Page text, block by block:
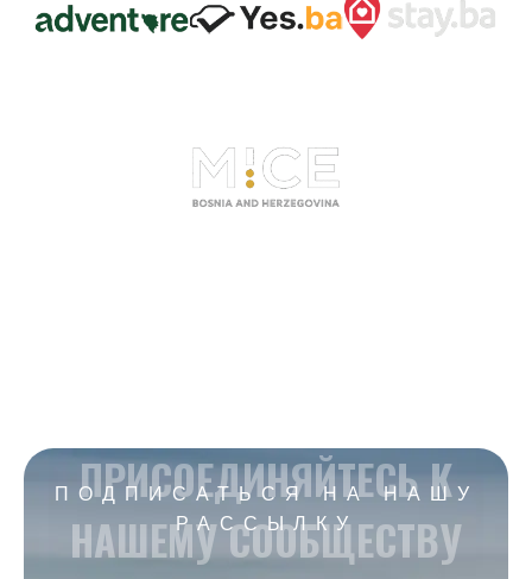
ПОДПИСАТЬСЯ НА НАШУ
РАССЫЛКУ
ПРИСОЕДИНЯЙТЕСЬ К
НАШЕМУ СООБЩЕСТВУ